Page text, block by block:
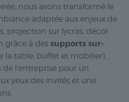
nous avons transformé le
adaptée aux enjeux de
projection sur lycras, décor
grâce à des supports sur-
la table, buffet et mobilier)…
l’entreprise pour un
yeux des invités et une